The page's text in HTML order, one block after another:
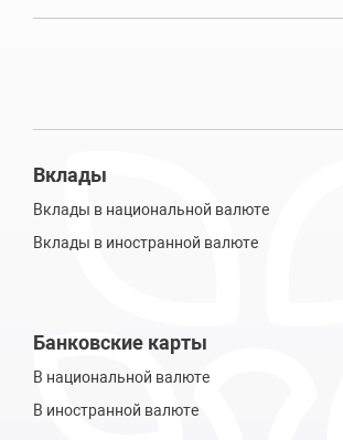
Вклады
Вклады в национальной валюте
Вклады в иностранной валюте
Банковские карты
В национальной валюте
В иностранной валюте